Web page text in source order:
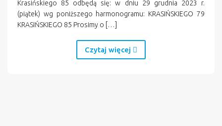
Krasińskiego 85 odbędą się: w dniu 29 grudnia 2023 r.
(piątek) wg poniższego harmonogramu: KRASIŃSKIEGO 79
KRASIŃSKIEGO 85 Prosimy o […]
Czytaj więcej